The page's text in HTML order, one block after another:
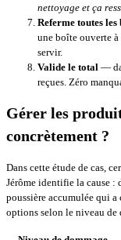
nettoyage et ça
Referme toutes les
une boîte ouverte
servir.
Valide le total —
reçues. Zéro
Gérer les
concrètement ?
Dans cette étude de cas,
Jérôme identifie la cause :
poussière accumulée qui
options selon le niveau de